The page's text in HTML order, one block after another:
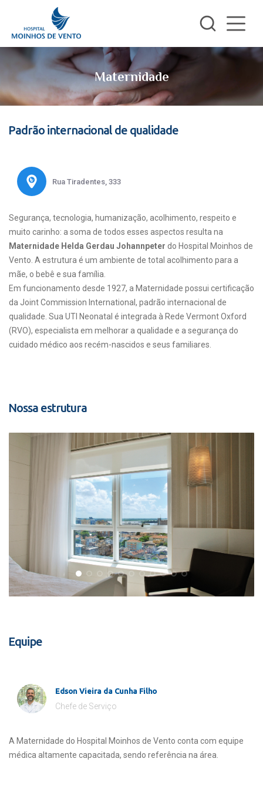
Maternidade
Padrão internacional de qualidade
Rua Tiradentes, 333
Segurança, tecnologia, humanização, acolhimento, respeito e
muito carinho: a soma de todos esses aspectos resulta na
Maternidade Helda Gerdau Johannpeter do Hospital Moinhos de
Vento. A estrutura é um ambiente de total acolhimento para a
mãe, o bebê e sua família.
Em funcionamento desde 1927, a Maternidade possui certificação
da Joint Commission International, padrão internacional de
qualidade. Sua UTI Neonatal é integrada à Rede Vermont Oxford
(RVO), especialista em melhorar a qualidade e a segurança do
cuidado médico aos recém-nascidos e seus familiares.
Nossa estrutura
Equipe
Edson Vieira da Cunha Filho
Chefe de Serviço
A Maternidade do Hospital Moinhos de Vento conta com equipe
médica altamente capacitada, sendo referência na área.